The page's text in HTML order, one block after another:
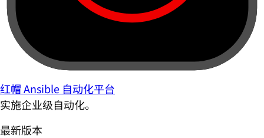
红帽 Ansible 自动化平台
实施企业级自动化。
最新版本